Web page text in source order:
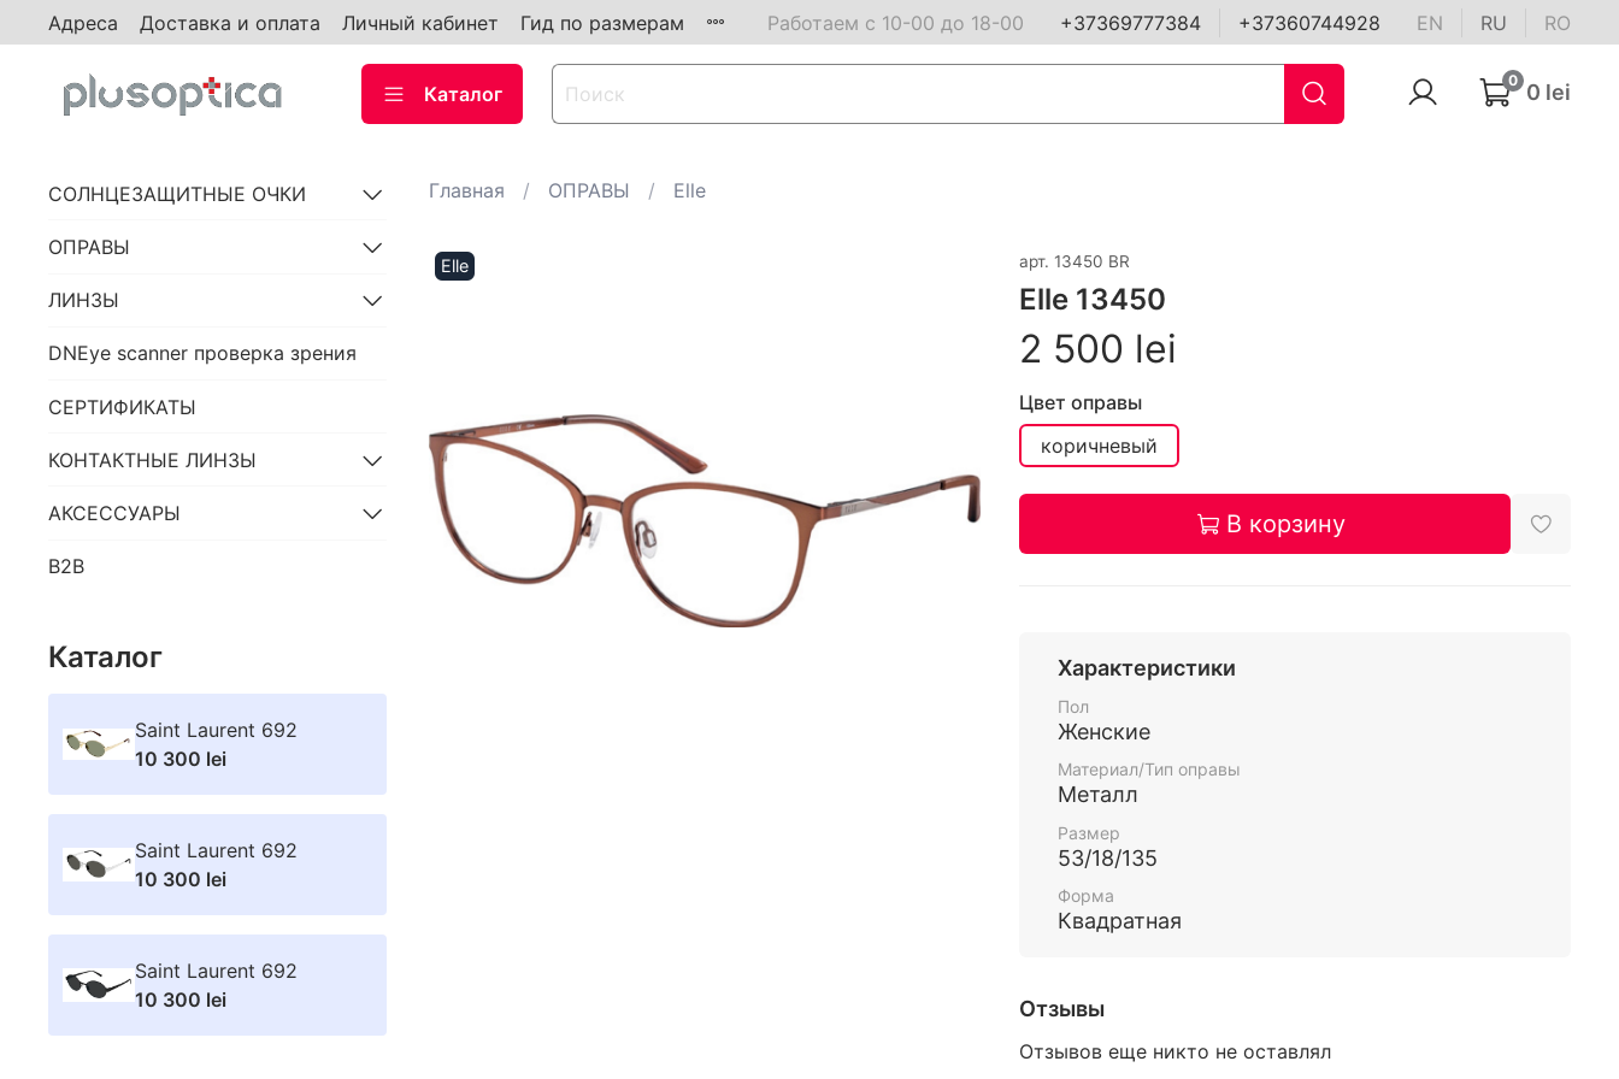
Адреса Доставка и оплата Личный кабинет Гид по размерам Работаем с 10-00 до 18-00 +37369777384 +37360744928 EN RU RO
Каталог
0 0 lei
Главная ОПРАВЫ Elle
Elle арт. 13450 BR
Elle 13450
2 500 lei
Цвет оправы
коричневый
В корзину
Характеристики
Пол
Женские
Материал/Тип оправы
Металл
Размер
53/18/135
Форма
Квадратная
Отзывы
Отзывов еще никто не оставлял
СОЛНЦЕЗАЩИТНЫЕ ОЧКИ
ОПРАВЫ
ЛИНЗЫ
DNEye scanner проверка зрения
СЕРТИФИКАТЫ
КОНТАКТНЫЕ ЛИНЗЫ
АКСЕССУАРЫ
B2B
Каталог
Saint Laurent 692
10 300 lei
Saint Laurent 692
10 300 lei
Saint Laurent 692
10 300 lei